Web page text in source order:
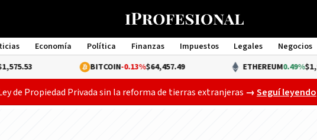
Economía Política Finanzas Impuestos Legales Negocios
Management
-0.13%$64,457.49 ETHEREUM0.49%$1,906.92
de Propiedad Privada sin la reforma de tierras extranjeras Gobierno
→Seguí leyendo